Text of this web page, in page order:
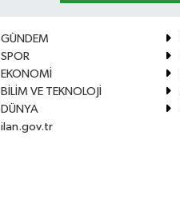
GÜNDEM
SPOR
EKONOMİ
BİLİM VE TEKNOLOJİ
DÜNYA
ilan.gov.tr